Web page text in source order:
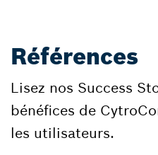
Références
Lisez nos Success
bénéfices de
les utilisateurs.